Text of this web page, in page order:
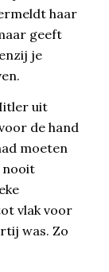
haar
geeft
je
uit
de hand
moeten
nooit
vlak voor
was. Zo